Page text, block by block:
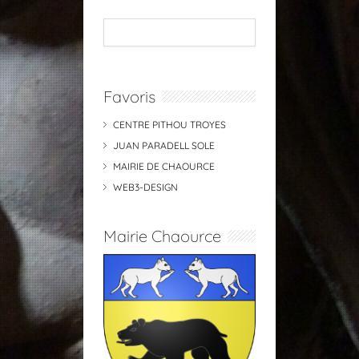
Favoris
CENTRE PITHOU TROYES
JUAN PARADELL SOLE
MAIRIE DE CHAOURCE
WEB3-DESIGN
Mairie Chaource